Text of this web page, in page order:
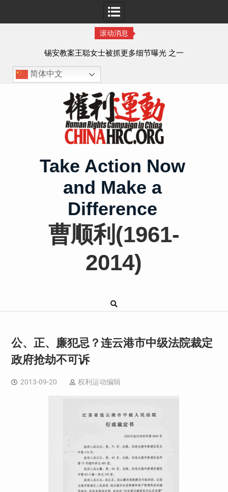
滚动消息
锡安教案王聪女士被抓更多细节曝光 之一
简体中文
Take Action Now
and Make a
Difference
曹顺利(1961-
2014)
公、正、廉犯忌？连云港市中级法院裁定
政府抢劫不可诉
2013-09-20 权利运动编辑